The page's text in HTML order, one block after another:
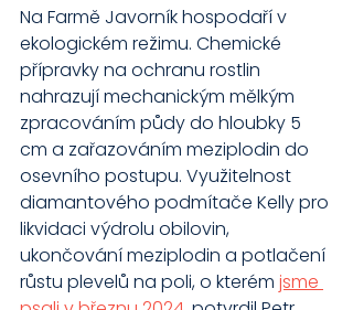
Na Farmě Javorník hospodaří v
ekologickém režimu. Chemické
přípravky na ochranu rostlin
nahrazují mechanickým mělkým
zpracováním půdy do hloubky 5
cm a zařazováním meziplodin do
osevního postupu. Využitelnost
diamantového podmítače Kelly pro
likvidaci výdrolu obilovin,
ukončování meziplodin a potlačení
růstu plevelů na poli, o kterém jsme